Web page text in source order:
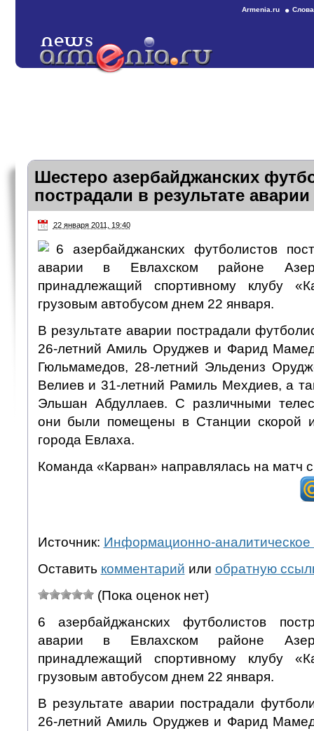
Armenia.ru
Шестеро азербайджанских
пострадали в результате аварии
22 января 2011, 19:40
6 азербайджанских футболистов
аварии в Евлахском районе
принадлежащий спортивному клубу
грузовым автобусом днем 22 января.
В результате аварии пострадали
26-летний Амиль Оруджев и Фарид
Гюльмамедов, 28-летний Эльдениз
Велиев и 31-летний Рамиль Мехдиев, а
Эльшан Абдуллаев. С различными
они были помещены в Станции скорой
города Евлаха.
Команда «Карван» направлялась на матч
Источник: Информационно-аналитическое
Оставить комментарий или обратную
(Пока оценок нет)
6 азербайджанских футболистов
аварии в Евлахском районе
принадлежащий спортивному клубу
грузовым автобусом днем 22 января.
В результате аварии пострадали
26-летний Амиль Оруджев и Фарид